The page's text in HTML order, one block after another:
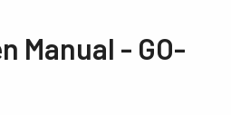
Manual - GO-